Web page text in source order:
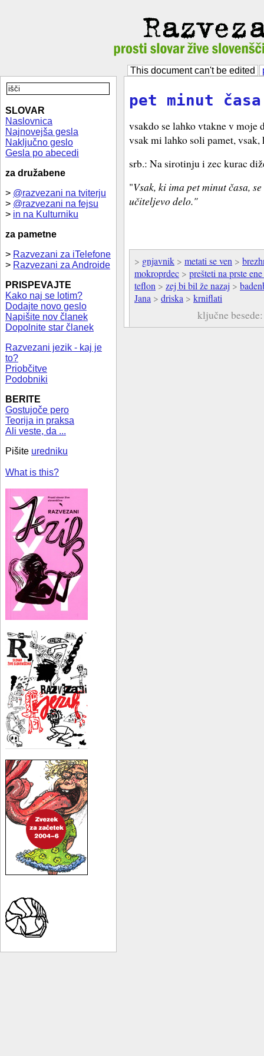
This document can't be edited
SLOVAR
Naslovnica
Najnovejša gesla
Naključno geslo
Gesla po abecedi
za družabene
> @razvezani na tviterju
> @razvezani na fejsu
> in na Kulturniku
za pametne
> Razvezani za iTelefone
> Razvezani za Androide
PRISPEVAJTE
Kako naj se lotim?
Dodajte novo geslo
Napišite nov članek
Dopolnite star članek
Razvezani jezik - kaj je
to?
Priobčitve
Podobniki
BERITE
Gostujoče pero
Teorija in praksa
Ali veste, da ...
Pišite uredniku
What is this?
pet minut časa
vsakdo se lahko vtakne v moje
vsak mi lahko soli pamet,
srb.: Na sirotinju i zec kurac
"Vsak, ki ima pet minut časa,
učiteljevo delo."
> gnjavnik > metati se ven >
mokroprdec > prešteti na prste
teflon > zej bi bil že nazaj >
Jana > driska > krniflati
ključne